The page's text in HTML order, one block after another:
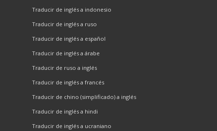
Traducir de inglés a indonesio
Traducir de inglés a ruso
Traducir de inglés a español
Traducir de inglés a árabe
Traducir de ruso a inglés
Traducir de inglés a francés
Traducir de chino (simplificado) a inglés
Traducir de inglés a hindi
Traducir de inglés a ucraniano